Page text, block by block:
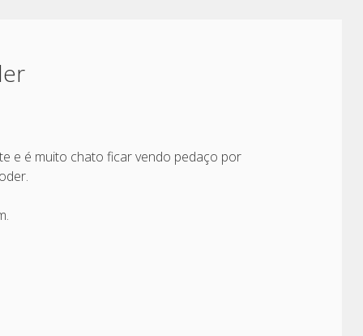
e é muito chato ficar vendo pedaço por